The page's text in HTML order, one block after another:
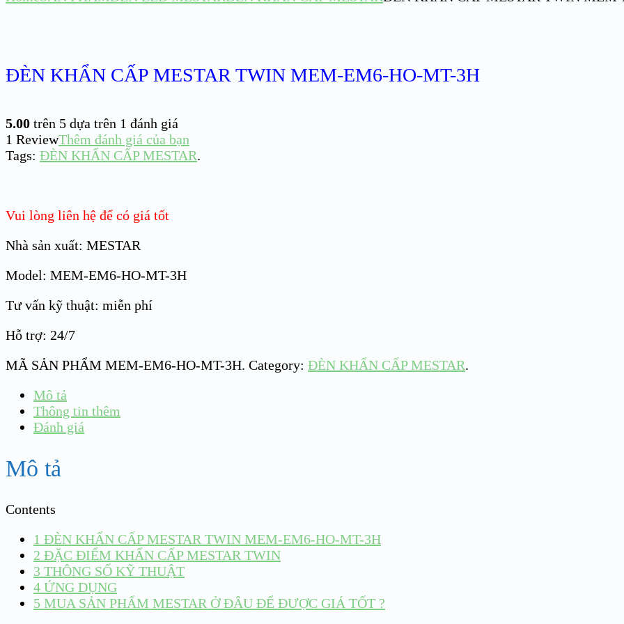
ĐÈN KHẨN CẤP MESTAR TWIN MEM-EM6-HO-MT-3H
5.00 trên 5 dựa trên 1 đánh giá
1 ReviewThêm đánh giá của bạn
Tags: ĐÈN KHẨN CẤP MESTAR.
Vui lòng liên hệ để có giá tốt
Nhà sản xuất: MESTAR
Model: MEM-EM6-HO-MT-3H
Tư vấn kỹ thuật: miễn phí
Hỗ trợ: 24/7
MÃ SẢN PHẨM MEM-EM6-HO-MT-3H. Category: ĐÈN KHẨN CẤP MESTAR.
Mô tả
Thông tin thêm
Đánh giá
Mô tả
Contents
1 ĐÈN KHẨN CẤP MESTAR TWIN MEM-EM6-HO-MT-3H
2 ĐẶC ĐIỂM KHẨN CẤP MESTAR TWIN
3 THÔNG SỐ KỸ THUẬT
4 ỨNG DỤNG
5 MUA SẢN PHẨM MESTAR Ở ĐÂU ĐỂ ĐƯỢC GIÁ TỐT ?